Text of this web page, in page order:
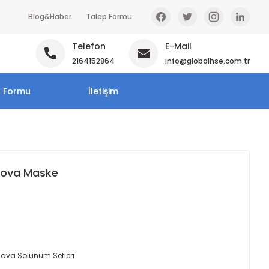
Blog&Haber Talep Formu
Telefon
2164152864
E-Mail
info@globalhse.com.tr
Formu İletişim
Maske
Solunum Setleri